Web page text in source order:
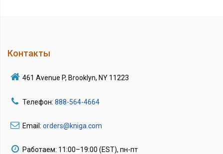
Контакты
461 Avenue P, Brooklyn, NY 11223
Телефон: 888-564-4664
Email: orders@kniga.com
Работаем: 11:00–19:00 (EST), пн-пт